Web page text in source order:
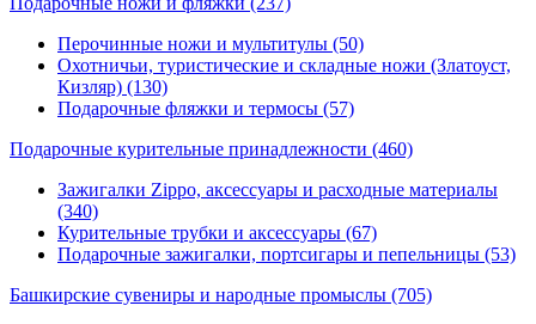
Перочинные ножи и мультитулы (50)
Охотничьи, туристические и складные ножи (Златоуст,
Кизляр) (130)
Подарочные фляжки и термосы (57)
Подарочные курительные принадлежности (460)
Зажигалки Zippo, аксессуары и расходные материалы
(340)
Курительные трубки и аксессуары (67)
Подарочные зажигалки, портсигары и пепельницы (53)
Башкирские сувениры и народные промыслы (705)